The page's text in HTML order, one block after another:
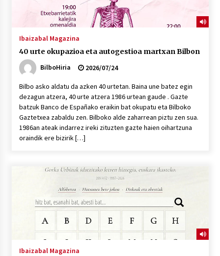
Ibaizabal Magazina
40 urte okupazioa eta autogestioa martxan Bilbon
BilboHiria
2026/07/24
Bilbo asko aldatu da azken 40 urtetan. Baina une batez egin
dezagun atzera, 40 urte atzera 1986 urtean gaude . Gazte
batzuk Banco de Españako eraikin bat okupatu eta Bilboko
Gaztetxea zabaldu zen. Bilboko alde zaharrean piztu zen sua.
1986an ateak indarrez ireki zituzten gazte haien oihartzuna
oraindik ere bizirik […]
Ibaizabal Magazina